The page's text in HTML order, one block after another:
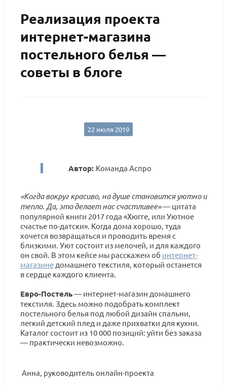
Реализация проекта
интернет-магазина
постельного белья —
советы в блоге
22 июля 2019
Автор: Команда Аспро
«Когда вокруг красиво, на душе становится уютно и
тепло. Да, это делает нас счастливее»— цитата
популярной книги 2017 года «Хюгге, или Уютное
счастье по-датски». Когда дома хорошо, туда
хочется возвращаться и проводить время с
близкими. Уют состоит из мелочей, и для каждого
он свой. В этом кейсе мы расскажем об интернет-
магазине домашнего текстиля, который останется
в сердце каждого клиента.
Евро-Постель— интернет-магазин домашнего
текстиля. Здесь можно подобрать комплект
постельного белья под любой дизайн спальни,
легкий детский плед и даже прихватки для кухни.
Каталог состоит из 10 000 позиций: уйти без заказа
— практически невозможно.
Анна, руководитель онлайн-проекта